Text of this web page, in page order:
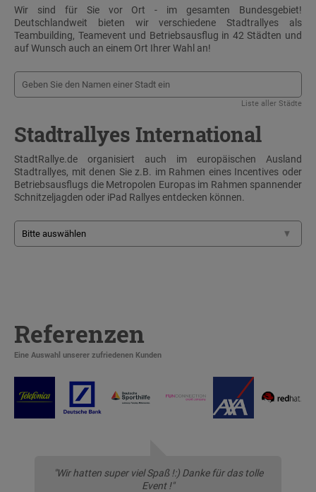
Wir sind für Sie vor Ort - im gesamten Bundesgebiet!
Deutschlandweit bieten wir verschiedene Stadtrallyes als
Teambuilding, Teamevent und Betriebsausflug in 42 Städten und
auf Wunsch auch an einem Ort Ihrer Wahl an!
Liste aller Städte
Stadtrallyes International
StadtRallye.de organisiert auch im europäischen Ausland
Stadtrallyes, mit denen Sie z.B. im Rahmen eines Incentives oder
Betriebsausflugs die Metropolen Europas im Rahmen spannender
Schnitzeljagden oder iPad Rallyes entdecken können.
Referenzen
Eine Auswahl unserer zufriedenen Kunden
"Wir hatten super viel Spaß !:) Danke für das tolle
Event !"